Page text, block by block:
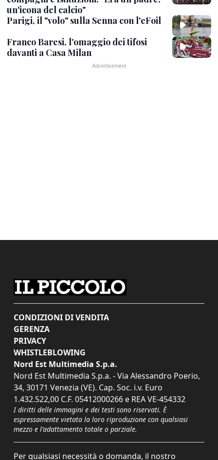
un'icona del calcio"
Parigi, il "volo" sulla Senna con l'eFoil
Franco Baresi, l'omaggio dei tifosi
davanti a Casa Milan
CONDIZIONI DI VENDITA
GERENZA
PRIVACY
WHISTLEBLOWING
Nord Est Multimedia S.p.a.
Nord Est Multimedia S.p.a. - Via Alessandro Poerio,
34, 30171 Venezia (VE). Cap. Soc. i.v. Euro
1.432.522,00 C.F. 05412000266 e REA VE-454332
I diritti delle immagini e dei testi sono riservati. È
espressamente vietata la loro riproduzione con qualsiasi
mezzo e l'adattamento totale o parziale.
Per qualsiasi necessità o domanda, il nostro